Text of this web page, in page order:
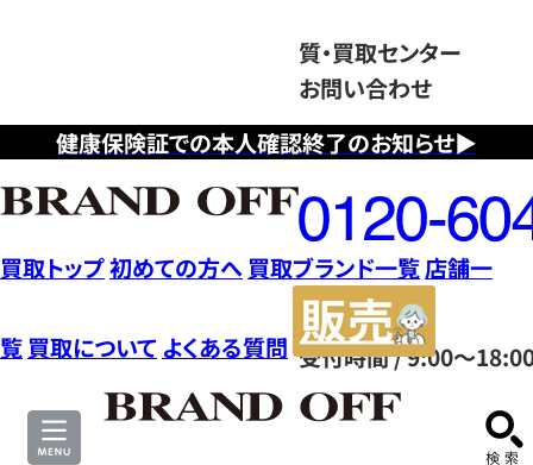
健康保険証での本人確認終了のお知らせ▶
質・買取センター
お問い合わせ
フ
リ
ー
ダ
イ
ヤ
ル
0120604117
受付時間 / 9:00～
買取トップ初めての方へ 買取ブランド一覧店舗一
覧 買取について よくある質問
サ